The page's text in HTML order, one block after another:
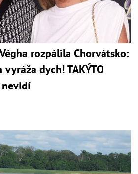
rozpálila Chorvátsko:
vyráža dych! TAKÝTO
nevidí